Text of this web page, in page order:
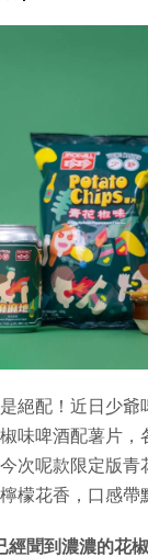
絕配！近日少爺
味啤酒配薯片，
次呢款限定版青
檬花香，口感帶
經聞到濃濃的花椒